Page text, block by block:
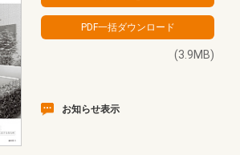
(3.9MB)
お知らせ表示